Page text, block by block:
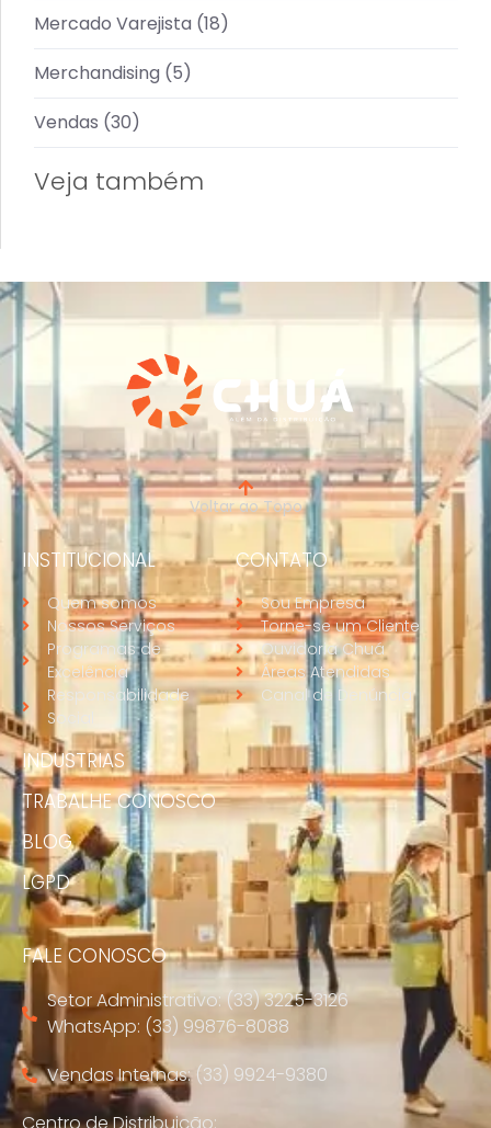
Mercado Varejista (18)
Merchandising (5)
Vendas (30)
Veja também
Voltar ao Topo
INSTITUCIONAL
Quem somos
Nossos Serviços
Programas de
Excelência
Responsabilidade
Social
INDUSTRIAS
TRABALHE CONOSCO
BLOG
LGPD
CONTATO
Sou Empresa
Torne-se um Cliente
Ouvidoria Chuá
Áreas Atendidas
Canal de Denúncia
FALE CONOSCO
Setor Administrativo: (33) 3225-3126
WhatsApp: (33) 99876-8088
Vendas Internas: (33) 9924-9380
Centro de Distribuição: